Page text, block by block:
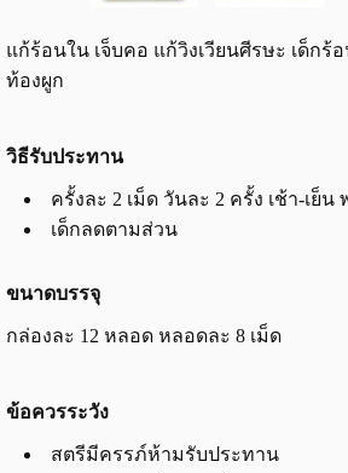
แก้ร้อนใน เจ็บคอ แก้วิงเวียนศีรษะ เด็กร้
ท้องผูก
วิธีรับประทาน
ครั้งละ 2 เม็ด วันละ 2 ครั้ง เช้า-เย็
เด็กลดตามส่วน
ขนาดบรรจุ
กล่องละ 12 หลอด หลอดละ 8 เม็ด
ข้อควรระวัง
สตรีมีครรภ์ห้ามรับประทาน